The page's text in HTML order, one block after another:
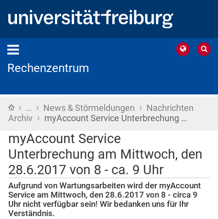
Rechenzentrum
Startseite
› … › News & Störmeldungen › Nachrichten
Archiv › myAccount Service Unterbrechung …
myAccount Service
Unterbrechung am Mittwoch, den
28.6.2017 von 8 - ca. 9 Uhr
Aufgrund von Wartungsarbeiten wird der myAccount
Service am Mittwoch, den 28.6.2017 von 8 - circa 9
Uhr nicht verfügbar sein! Wir bedanken uns für Ihr
Verständnis.